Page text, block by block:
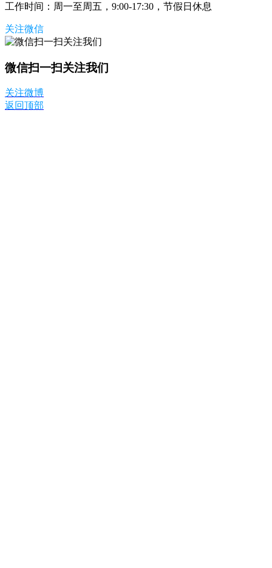
工作时间：周一至周五，9:00-17:30，节假日休息
关注微信
微信扫一扫关注我们
关注微博
返回顶部